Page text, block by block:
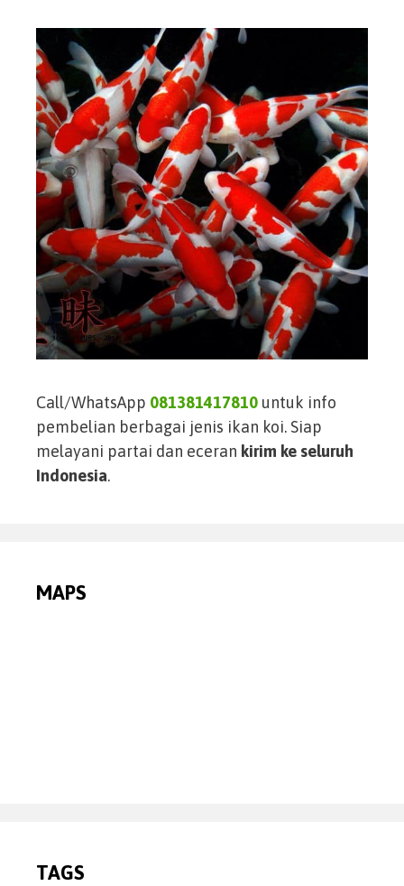
Call/WhatsApp 081381417810 untuk info
pembelian berbagai jenis ikan koi. Siap
melayani partai dan eceran kirim ke seluruh
Indonesia.
MAPS
TAGS